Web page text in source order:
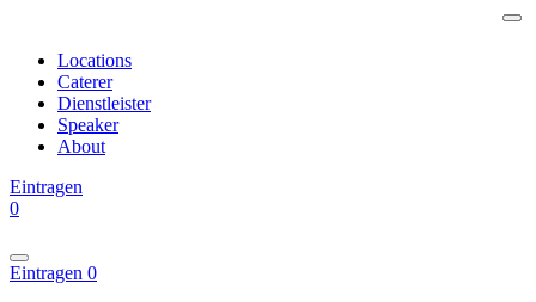
Locations
Caterer
Dienstleister
Speaker
About
Eintragen
0
Eintragen 0